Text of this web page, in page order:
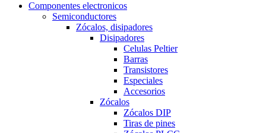
Componentes electronicos
Semiconductores
Zócalos, disipadores
Disipadores
Celulas Peltier
Barras
Transistores
Especiales
Accesorios
Zócalos
Zócalos DIP
Tiras de pines